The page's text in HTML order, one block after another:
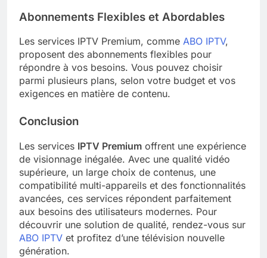
Abonnements Flexibles et Abordables
Les services IPTV Premium, comme ABO IPTV,
proposent des abonnements flexibles pour
répondre à vos besoins. Vous pouvez choisir
parmi plusieurs plans, selon votre budget et vos
exigences en matière de contenu.
Conclusion
Les services IPTV Premium offrent une expérience
de visionnage inégalée. Avec une qualité vidéo
supérieure, un large choix de contenus, une
compatibilité multi-appareils et des fonctionnalités
avancées, ces services répondent parfaitement
aux besoins des utilisateurs modernes. Pour
découvrir une solution de qualité, rendez-vous sur
ABO IPTV et profitez d’une télévision nouvelle
génération.